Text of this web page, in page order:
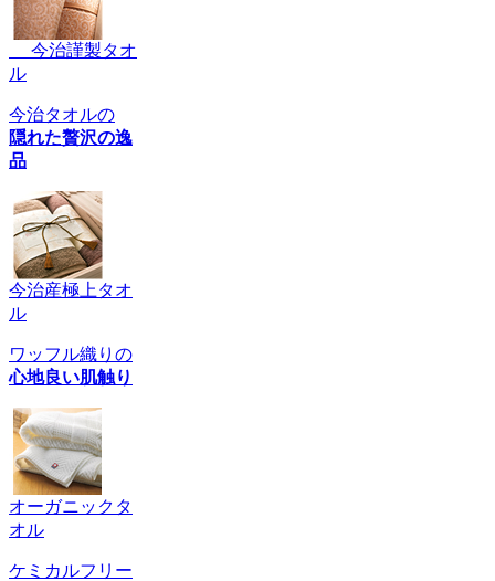
今治謹製タオ
ル
今治タオルの
隠れた贅沢の逸
品
今治産極上タオ
ル
ワッフル織りの
心地良い肌触り
オーガニックタ
オル
ケミカルフリー